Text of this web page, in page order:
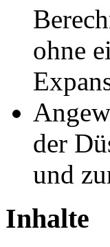
ohne
der
und
Inhalte